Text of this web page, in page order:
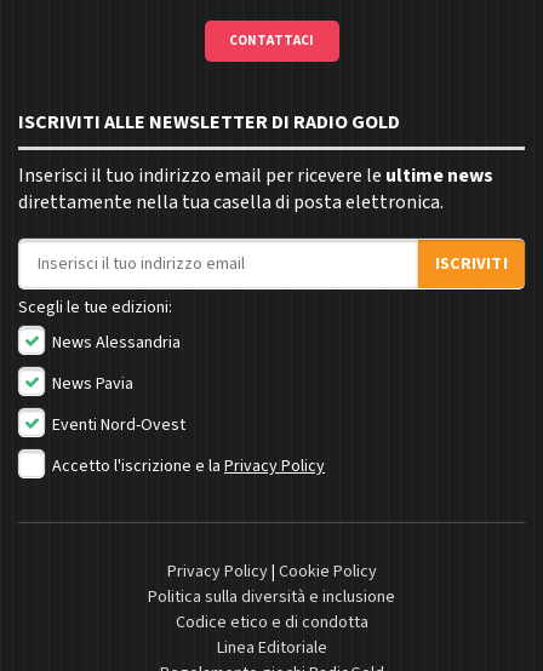
CONTATTACI
ISCRIVITI ALLE NEWSLETTER DI RADIO GOLD
Inserisci il tuo indirizzo email per ricevere le ultime news
direttamente nella tua casella di posta elettronica.
Indirizzo email
ISCRIVITI
Scegli le tue edizioni:
News Alessandria
News Pavia
Eventi Nord-Ovest
Accetto l'iscrizione e la Privacy Policy
Privacy Policy| Cookie Policy
Politica sulla diversità e inclusione
Codice etico e di condotta
Linea Editoriale